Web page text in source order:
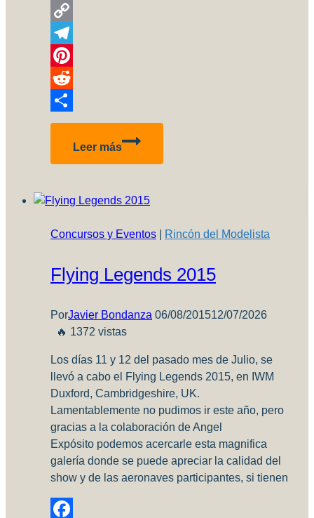
WhatsApp
Copy
Link
Telegram
Pinterest
Reddit
Compartir
Leer más
Lo
2018
Aviones
Escala
Concursos y Eventos Rincón del Modelista
Flying Legends 2015
PorJavier Bondanza 06/08/201512/07/2026
🔥 1372 vistas
Los días 11 y 12 del pasado mes de Julio, se
llevó a cabo el Flying Legends 2015, en IWM
Duxford, Cambridgeshire, UK.
Lamentablemente no pudimos ir este año, pero
gracias a la colaboración de Angel
Expósito podemos acercarle esta magnifica
galería donde se puede apreciar la calidad del
show y de las aeronaves participantes, si tienen